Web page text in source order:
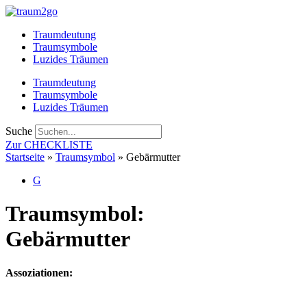
Zum
springenTraumdeutung
Traumsymbole
Luzides Träumen
Traumdeutung
Traumsymbole
Luzides Träumen
Suche
Zur CHECKLISTE
Startseite » Traumsymbol » Gebärmutter
G
Traumsymbol:
Gebärmutter
Assoziationen: